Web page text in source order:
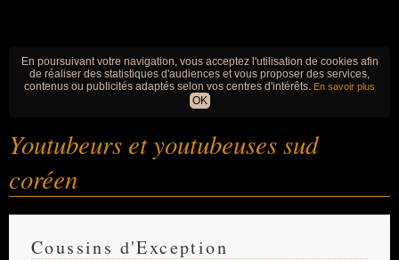
En poursuivant votre navigation, vous acceptez l'utilisation de cookies afin
de réaliser des statistiques d'audiences et vous proposer des services,
contenus ou publicités adaptés selon vos centres d'intérêts. En savoir plus
OK
Youtubeurs et youtubeuses sud
coréen
Coussins d'Exception